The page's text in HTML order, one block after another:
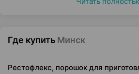
Где купить Минск
Рестофлекс, порошок для